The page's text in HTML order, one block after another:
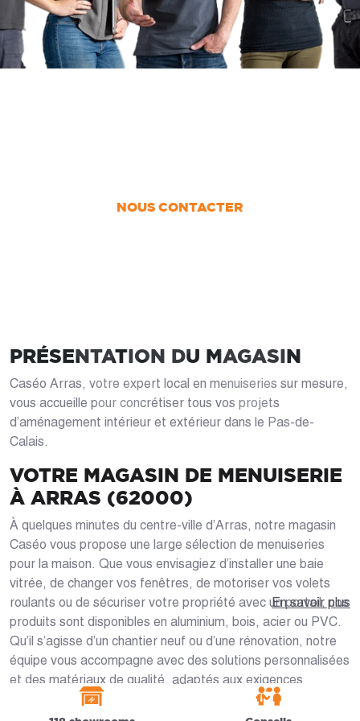
NOUS CONTACTER
PRÉSENTATION DU MAGASIN
Caséo Arras, votre expert local en menuiseries sur mesure,
vous accueille pour concrétiser tous vos projets
d’aménagement intérieur et extérieur dans le Pas-de-
Calais.
VOTRE MAGASIN DE MENUISERIE
À ARRAS (62000)
À quelques minutes du centre-ville d’Arras, notre magasin
Caséo vous propose une large sélection de menuiseries
pour la maison. Que vous envisagiez d’installer une baie
vitrée, de changer vos fenêtres, de motoriser vos volets
roulants ou de sécuriser votre propriété avec un portail, nos
produits sont disponibles en aluminium, bois, acier ou PVC.
Qu’il s’agisse d’un chantier neuf ou d’une rénovation, notre
équipe vous accompagne avec des solutions personnalisées
et des matériaux de qualité, adaptés aux exigences
climatiques du nord.
En savoir plus